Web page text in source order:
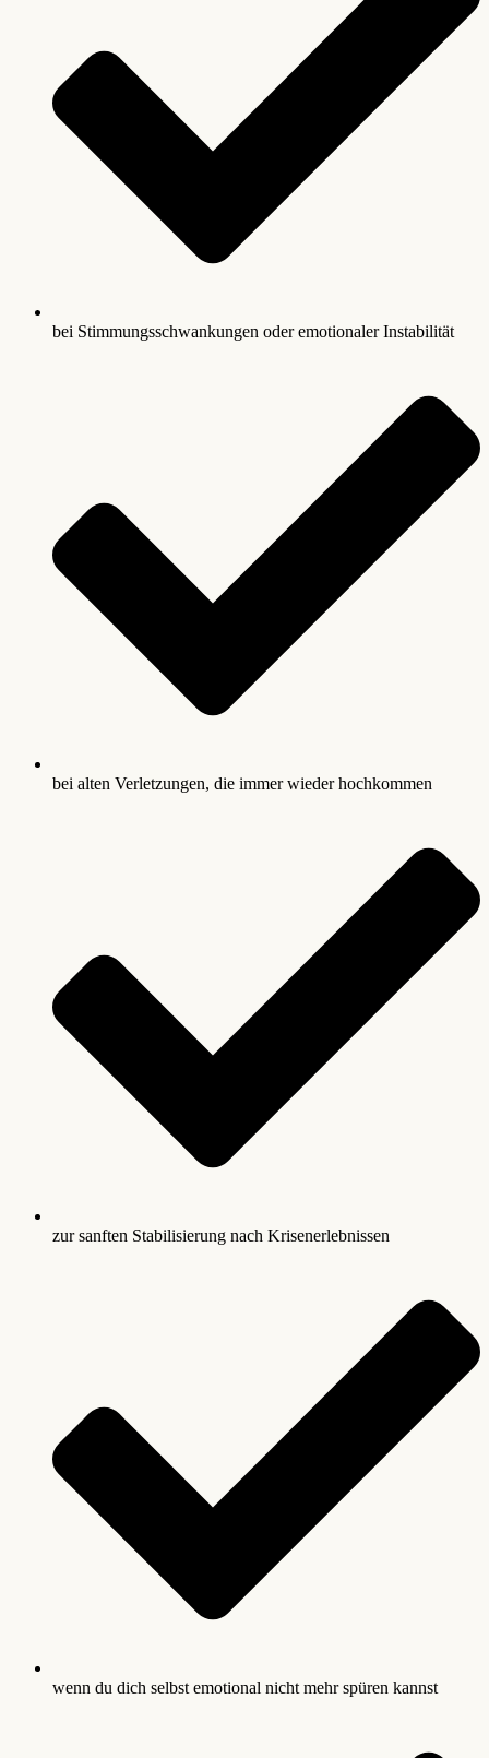
bei Stimmungsschwankungen oder emotionaler Instabilität
bei alten Verletzungen, die immer wieder hochkommen
zur sanften Stabilisierung nach Krisenerlebnissen
wenn du dich selbst emotional nicht mehr spüren kannst